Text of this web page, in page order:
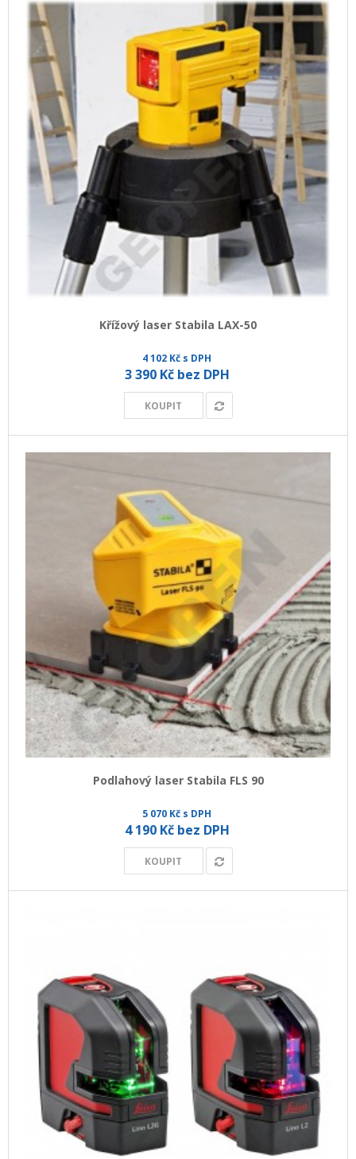
HLEDAČKY A DETEKTORY
TEODOLITY
TOTÁLNÍ STANICE
ZNAČKOVACÍ SPREJE SOPPEC
ODOLNÉ RUČNÍ POČÍTAČE A TABLETY
OSTATNÍ STAVEBNÍ MĚŘIDLA
MĚŘICKÉ POMŮCKY A PŘÍSLUŠENSTVÍ
ARCHIV PŘÍSTROJŮ
PŘÍSLUŠENSTVÍ K PŘÍSTROJŮM
GEODETICKÝ A CAD SOFTWARE
OBCHODNÍ PODMÍNKY SPOLEČNOSTI GEOPEN, S.R.O.
SERVIS A KALIBRACE
Křížový laser Stabila LAX-50
4 102 Kč s DPH
3 390 Kč bez DPH
KOUPIT
Podlahový laser Stabila FLS 90
5 070 Kč s DPH
4 190 Kč bez DPH
KOUPIT